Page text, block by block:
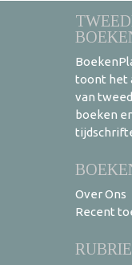
toont het
van
boeken
Over Ons
Recent